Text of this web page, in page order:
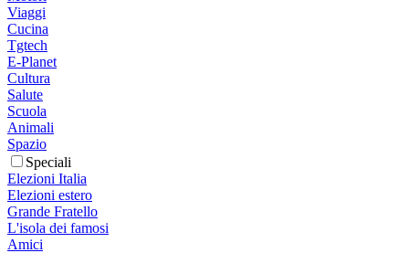
Viaggi
Cucina
Tgtech
E-Planet
Cultura
Salute
Scuola
Animali
Spazio
Speciali
Elezioni Italia
Elezioni estero
Grande Fratello
L'isola dei famosi
Amici